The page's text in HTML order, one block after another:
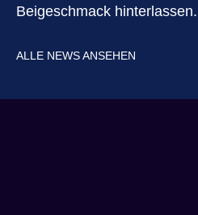
Beigeschmack hinterlassen.
ALLE NEWS ANSEHEN